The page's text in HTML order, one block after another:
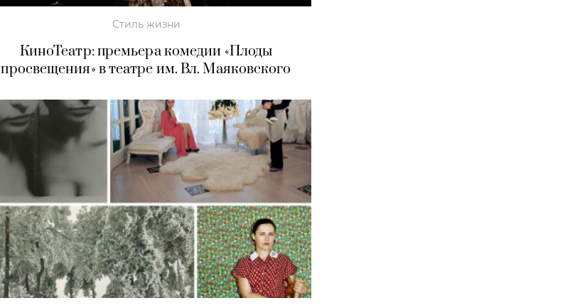
Стиль жизни
КиноТеатр: премьера комедии «Плоды
просвещения» в театре им. Вл. Маяковского